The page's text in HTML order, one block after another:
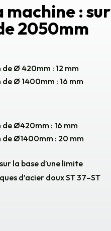
: sur
2050mm
Ø 420mm : 12 mm
Ø 1400mm : 16 mm
Ø420mm : 16 mm
Ø1400mm : 20 mm
la base d’une limite
d’acier doux ST 37–ST